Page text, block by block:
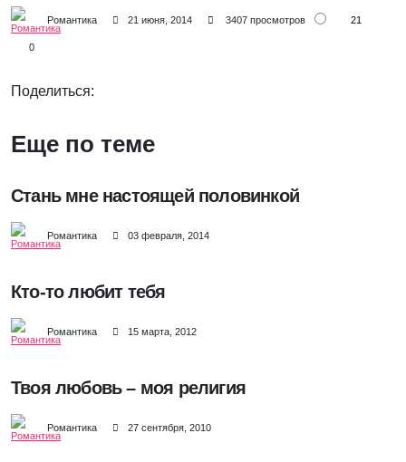
Романтика 21 июня, 2014 3407 просмотров 21
0
Поделиться:
Еще по теме
Стань мне настоящей половинкой
Романтика 03 февраля, 2014
Кто-то любит тебя
Романтика 15 марта, 2012
Твоя любовь – моя религия
Романтика 27 сентября, 2010